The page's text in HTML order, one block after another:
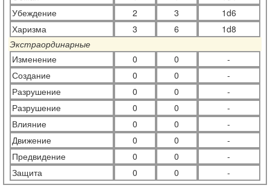
Убеждение
2 3
1d6
Харизма
3 6
1d8
Экстраординарные
Изменение
0 0
-
Создание
0 0
-
Разрушение
0 0
-
Разрушение
0 0
-
Влияние
0 0
-
Движение
0 0
-
Предвидение
0 0
-
Защита
0 0 -